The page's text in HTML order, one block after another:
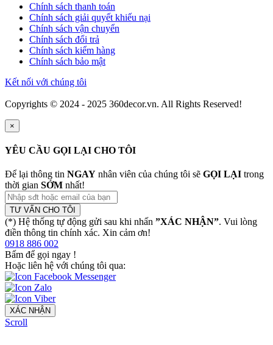
Chính sách thanh toán
Chính sách giải quyết khiếu nại
Chính sách vận chuyển
Chính sách đổi trả
Chính sách kiểm hàng
Chính sách bảo mật
Kết nối với chúng tôi
Copyrights © 2024 - 2025 360decor.vn. All Rights Reserved!
×
YÊU CẦU GỌI LẠI CHO TÔI
Để lại thông tin NGAY nhân viên của chúng tôi sẽ GỌI LẠI trong
thời gian SỚM nhất!
TƯ VẤN CHO TÔI
(*) Hệ thống tự động gửi sau khi nhấn ”XÁC NHẬN”. Vui lòng
điền thông tin chính xác. Xin cảm ơn!
0918 886 002
Bấm để gọi ngay !
Hoặc liên hệ với chúng tôi qua:
XÁC NHẬN
Scroll